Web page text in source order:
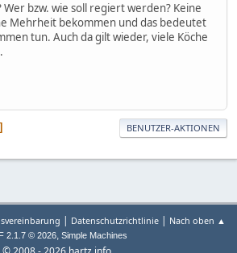
Wer bzw. wie soll regiert werden? Keine
Mehrheit bekommen und das bedeutet
tun. Auch da gilt wieder, viele Köche
BENUTZER-AKTIONEN
| Datenschutzrichtlinie | Nach oben ▲
2.1.7 © 2026, Simple Machines